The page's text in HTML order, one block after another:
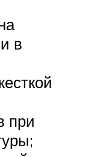
в
при